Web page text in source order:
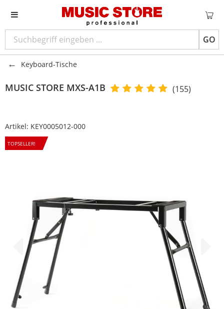
GO
Keyboard-Tische
MUSIC STORE MXS-A1B (155)
Artikel: KEY0005012-000
TOPSELLER!